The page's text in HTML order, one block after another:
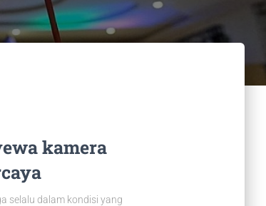
kamera
selalu dalam kondisi yang